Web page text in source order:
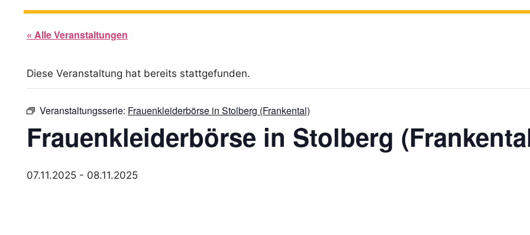
« Alle Veranstaltungen
Diese Veranstaltung hat bereits stattgefunden.
Veranstaltungsserie: Frauenkleiderbörse in Stolberg (Frankental)
Frauenkleiderbörse in Stolberg
07.11.2025 - 08.11.2025